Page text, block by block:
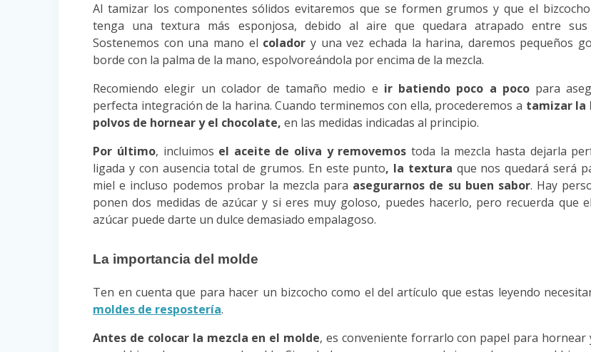
Al tamizar los componentes sólidos evitaremos que se formen grumos y que el
tenga una textura más esponjosa, debido al aire que quedara atrapado entre sus
Sostenemos con una mano el colador y una vez echada la harina, daremos pequeños
borde con la palma de la mano, espolvoreándola por encima de la mezcla.
Recomiendo elegir un colador de tamaño medio e ir batiendo poco a pocopara
perfecta integración de la harina. Cuando terminemos con ella, procederemos a tamizar la
polvos de hornear y el chocolate, en las medidas indicadas al principio.
Por último, incluimos el aceite de oliva y removemos toda la mezcla hasta dejarla
ligada y con ausencia total de grumos. En este punto, la textura que nos quedará será
miel e incluso podemos probar la mezcla para asegurarnos de su buen sabor. Hay
ponen dos medidas de azúcar y si eres muy goloso, puedes hacerlo, pero recuerda que
azúcar puede darte un dulce demasiado empalagoso.
La importancia del molde
Ten en cuenta que para hacer un bizcocho como el del artículo que estas leyendo
moldes de respostería.
Antes de colocar la mezcla en el molde, es conveniente forrarlo con papel para hornear